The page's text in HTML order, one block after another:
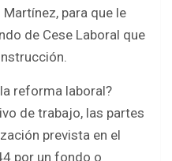
Martínez, para que le
de Cese Laboral que
reforma laboral?
de trabajo, las partes
prevista en el
por un fondo o